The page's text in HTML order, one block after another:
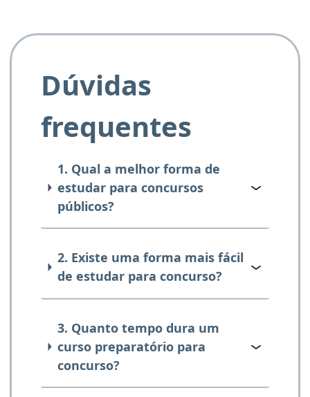
Dúvidas
frequentes
1. Qual a melhor forma de
estudar para concursos
públicos?
2. Existe uma forma mais fácil
de estudar para concurso?
3. Quanto tempo dura um
curso preparatório para
concurso?